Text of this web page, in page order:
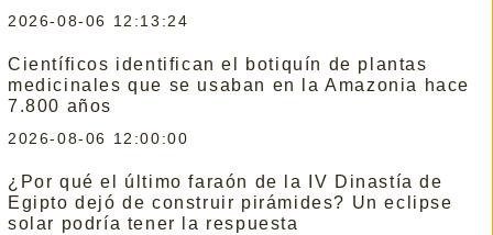
2026-08-06 12:13:24
Científicos identifican el botiquín de plantas
medicinales que se usaban en la Amazonia hace
7.800 años
2026-08-06 12:00:00
¿Por qué el último faraón de la IV Dinastía de
Egipto dejó de construir pirámides? Un eclipse
solar podría tener la respuesta